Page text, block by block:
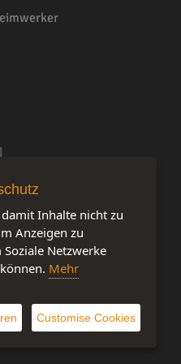
Inhalte nicht zu
Anzeigen zu
Netzwerke
Mehr
Customise Cookies